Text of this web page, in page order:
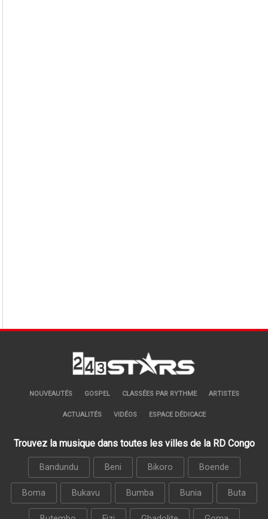
NOUVEAUTÉS GOSPEL CLASSÉES PAR RYTHME ARTISTES
ACTUALITÉS VIDÉOS ESPACE DÉDICACE
Trouvez la musique dans toutes les villes de la RD Congo
Bandundu Beni Bikoro Boende
Boma Bukavu Bumba Bunia Buta